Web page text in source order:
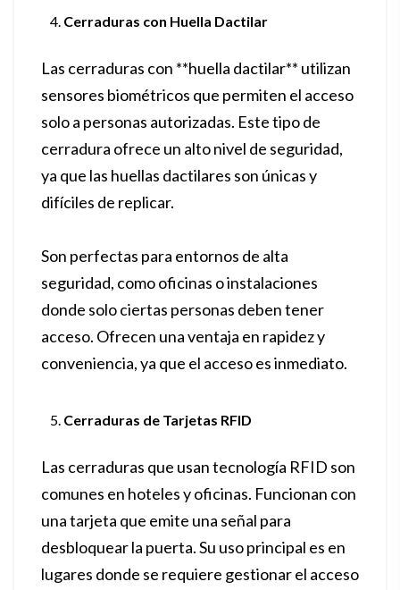
Cerraduras con Huella Dactilar
Las cerraduras con **huella dactilar** utilizan
sensores biométricos que permiten el acceso
solo a personas autorizadas. Este tipo de
cerradura ofrece un alto nivel de seguridad,
ya que las huellas dactilares son únicas y
difíciles de replicar.
Son perfectas para entornos de alta
seguridad, como oficinas o instalaciones
donde solo ciertas personas deben tener
acceso. Ofrecen una ventaja en rapidez y
conveniencia, ya que el acceso es inmediato.
Cerraduras de Tarjetas RFID
Las cerraduras que usan tecnología RFID son
comunes en hoteles y oficinas. Funcionan con
una tarjeta que emite una señal para
desbloquear la puerta. Su uso principal es en
lugares donde se requiere gestionar el acceso